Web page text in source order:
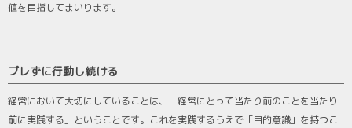
値を目指してまいります。
ブレずに行動し続ける
経営において大切にしていることは、「経営にとって当たり前のことを当たり
前に実践する」ということです。これを実践するうえで「目的意識」を持つこ